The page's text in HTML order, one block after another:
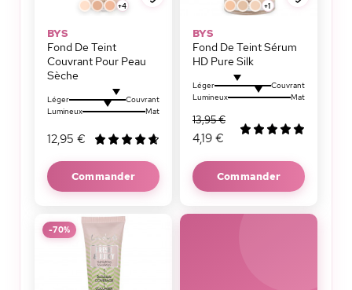
+4
BYS
Fond De Teint
Couvrant Pour Peau
Sèche
Léger
Couvrant
Lumineux
Mat
12,95 €
Commander
+1
BYS
Fond De Teint Sérum
HD Pure Silk
Léger
Couvrant
Lumineux
Mat
13,95 €
4,19 €
Commander
-70%